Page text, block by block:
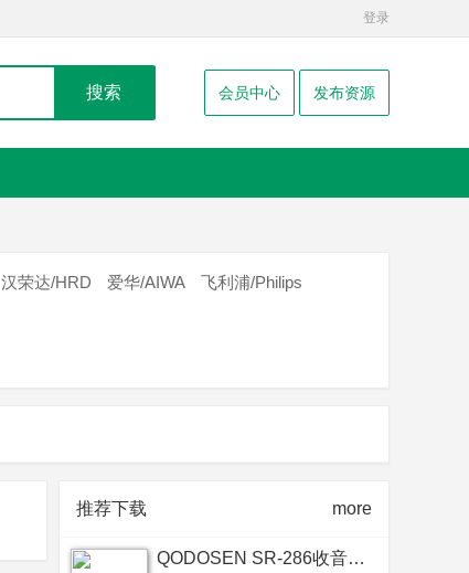
登录
搜索 会员中心 发布资源
汉荣达/HRD 爱华/AIWA
飞利浦/Philips
推荐下载 more
QODOSEN SR-286收音机说明书